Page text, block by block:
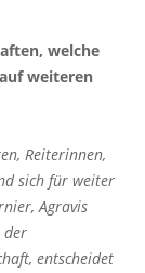
welche
weiteren
Reiterinnen,
sich für weiter
Agravis
der
entscheidet